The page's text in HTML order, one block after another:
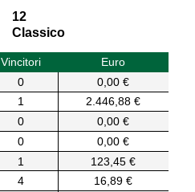
12
Classico
Vincitori
Euro
0
0,00 €
1
2.446,88 €
0
0,00 €
0
0,00 €
1
123,45 €
4
16,89 €